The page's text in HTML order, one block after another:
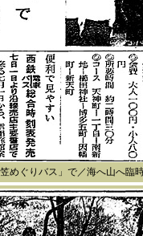
めぐりバス」で／海へ山へ臨